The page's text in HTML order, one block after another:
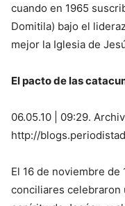
cuando en 1965
Domitila) bajo el
mejor la Iglesia de
El pacto de las
06.05.10 | 09:29.
http://
El 16 de noviembre
conciliares celebraron